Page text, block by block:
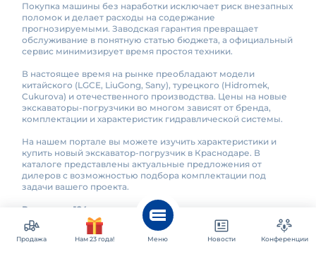
Покупка машины без наработки исключает риск внезапных
поломок и делает расходы на содержание
прогнозируемыми. Заводская гарантия превращает
обслуживание в понятную статью бюджета, а официальный
сервис минимизирует время простоя техники.
В настоящее время на рынке преобладают модели
китайского (LGCE, LiuGong, Sany), турецкого (Hidromek,
Cukurova) и отечественного производства. Цены на новые
экскаваторы-погрузчики во многом зависят от бренда,
комплектации и характеристик гидравлической системы.
На нашем портале вы можете изучить характеристики и
купить новый экскаватор-погрузчик в Краснодаре. В
каталоге представлены актуальные предложения от
дилеров с возможностью подбора комплектации под
задачи вашего проекта.
В каталоге 124 предложения по экскаваторам-
погрузчикам в Краснодаре от официальных дилеров и
компаний.
Продажа Нам 23 года! Меню Новости Конференции